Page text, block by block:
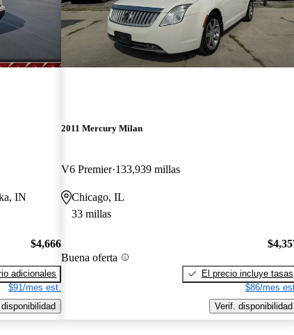
IN
$4,666
adicionales
$91/mes est.
2011 Mercury Milan
V6 Premier 133,939 millas
Chicago, IL
33 millas
Buena oferta
El precio incluye tasas
$86/mes
Verif. disponibilidad